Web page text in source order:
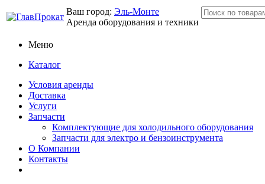
Ваш город: Эль-Монте
Аренда оборудования и техники
Меню
Каталог
Условия аренды
Доставка
Услуги
Запчасти
Комплектующие для холодильного оборудования
Запчасти для электро и бензоинструмента
О Компании
Контакты